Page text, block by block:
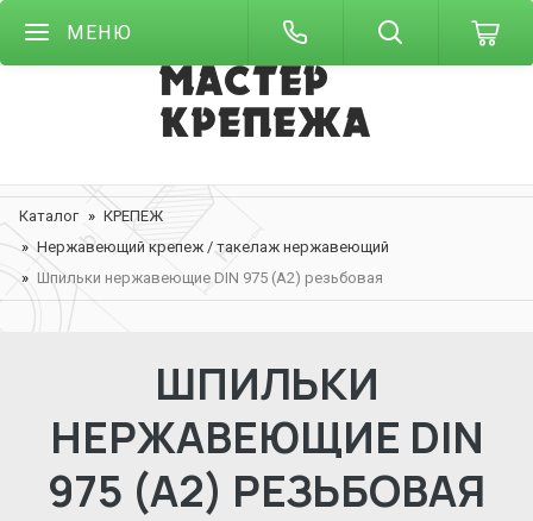
МЕНЮ
Каталог
КРЕПЕЖ
Нержавеющий крепеж / такелаж нержавеющий
Шпильки нержавеющие DIN 975 (А2) резьбовая
ШПИЛЬКИ
НЕРЖАВЕЮЩИЕ DIN
975 (А2) РЕЗЬБОВАЯ